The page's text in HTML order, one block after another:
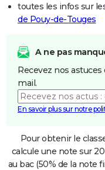
toutes les infos sur
de Pouy-de-Touges
A ne pas
Recevez nos
mail.
En savoir plus sur notre
Pour obtenir le
calcule une note sur
au bac (50% de la note